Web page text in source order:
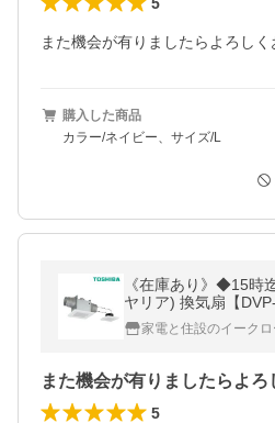
また機会が有りましたらよろし
購入した商品
カラー/ネイビー、サイズ/L
《在庫あり》◆15時
ヤリア) 換気扇【
扇 低騒音形 2部屋用
用 175mm角 (旧品番
家電と住設のイークロ
5